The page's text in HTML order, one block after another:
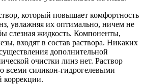
который повышает комфортность
увлажняя их оптимально, ничем не
слезная жидкость. Компоненты,
входят в состав раствора. Никаких
дополнительной
очистки линз нет. Раствор
всеми силикон-гидрогелевыми
коррекции.